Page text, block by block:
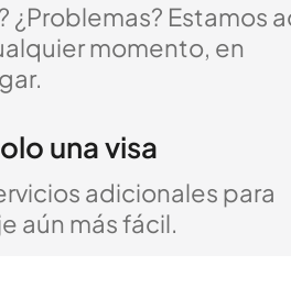
¿Problemas? Estamos
momento, en
una visa
adicionales para
aún más fácil.